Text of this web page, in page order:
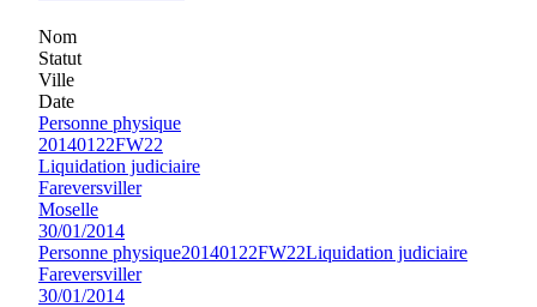
Nom
Statut
Ville
Date
Personne physique
20140122FW22
Liquidation judiciaire
Fareversviller
Moselle
30/01/2014
Personne physique20140122FW22Liquidation judiciaire
Fareversviller
30/01/2014